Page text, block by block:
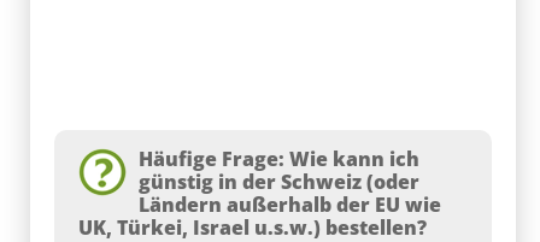
Häufige Frage: Wie kann ich
günstig in der Schweiz (oder
Ländern außerhalb der EU wie
UK, Türkei, Israel u.s.w.) bestellen?